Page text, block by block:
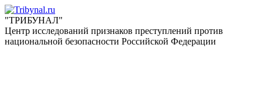
"ТРИБУНАЛ"
Центр исследований признаков преступлений против
национальной безопасности Российской Федерации